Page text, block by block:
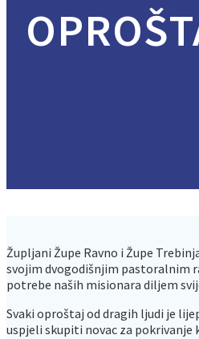
Župljani Župe Ravno i Župe
svojim dvogodišnjim pastoralnim
potrebe naših misionara diljem
Svaki oproštaj od dragih ljudi je
uspjeli skupiti novac za pokrivanje